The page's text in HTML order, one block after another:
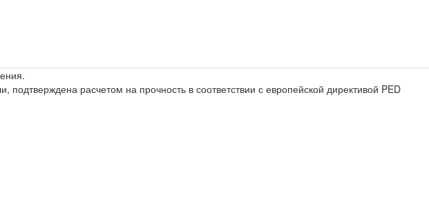
расчетом на прочность в соответствии с европейской директивой PED